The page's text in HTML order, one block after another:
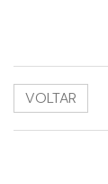
VOLTAR